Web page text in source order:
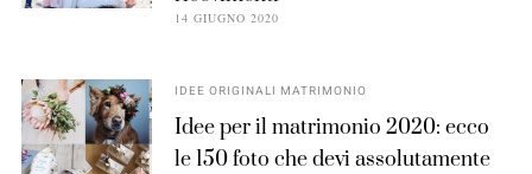
14 GIUGNO 2020
IDEE ORIGINALI MATRIMONIO
Idee per il matrimonio 2020: ecco
le 150 foto che devi assolutamente